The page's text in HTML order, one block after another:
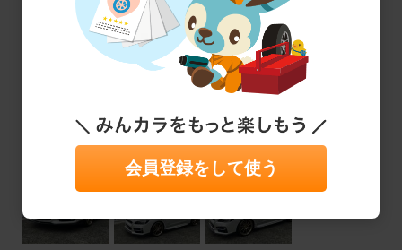
会員登録をして使う